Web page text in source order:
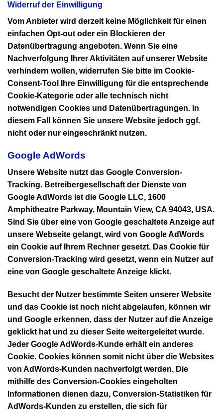
Widerruf der Einwilligung
Vom Anbieter wird derzeit keine Möglichkeit für einen
einfachen Opt-out oder ein Blockieren der
Datenübertragung angeboten. Wenn Sie eine
Nachverfolgung Ihrer Aktivitäten auf unserer Website
verhindern wollen, widerrufen Sie bitte im Cookie-
Consent-Tool Ihre Einwilligung für die entsprechende
Cookie-Kategorie oder alle technisch nicht
notwendigen Cookies und Datenübertragungen. In
diesem Fall können Sie unsere Website jedoch ggf.
nicht oder nur eingeschränkt nutzen.
Google AdWords
Unsere Website nutzt das Google Conversion-
Tracking. Betreibergesellschaft der Dienste von
Google AdWords ist die Google LLC, 1600
Amphitheatre Parkway, Mountain View, CA 94043, USA.
Sind Sie über eine von Google geschaltete Anzeige auf
unsere Webseite gelangt, wird von Google AdWords
ein Cookie auf Ihrem Rechner gesetzt. Das Cookie für
Conversion-Tracking wird gesetzt, wenn ein Nutzer auf
eine von Google geschaltete Anzeige klickt.
Besucht der Nutzer bestimmte Seiten unserer Website
und das Cookie ist noch nicht abgelaufen, können wir
und Google erkennen, dass der Nutzer auf die Anzeige
geklickt hat und zu dieser Seite weitergeleitet wurde.
Jeder Google AdWords-Kunde erhält ein anderes
Cookie. Cookies können somit nicht über die Websites
von AdWords-Kunden nachverfolgt werden. Die
mithilfe des Conversion-Cookies eingeholten
Informationen dienen dazu, Conversion-Statistiken für
AdWords-Kunden zu erstellen, die sich für